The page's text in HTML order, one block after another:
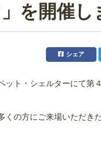
を開催し
シェア
ト・シェルターにて第
の方にご来場いただき